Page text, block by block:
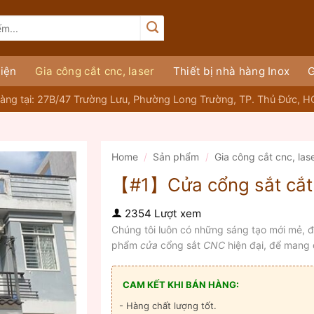
Gia công cắt cnc, laser Thiết bị nhà hàng Inox
tại: 27B/47 Trường Lưu, Phường Long Trường, TP. Thủ Đức,
Home / Sản phẩm / Gia công cắt cnc,
【#1】Cửa cổng sắt
2354 Lượt xem
Chúng tôi luôn có những sáng tạo mới
phẩm cửa cổng sắt CNC hiện đại, để
CAM KẾT KHI BÁN HÀNG:
- Hàng chất lượng tốt.